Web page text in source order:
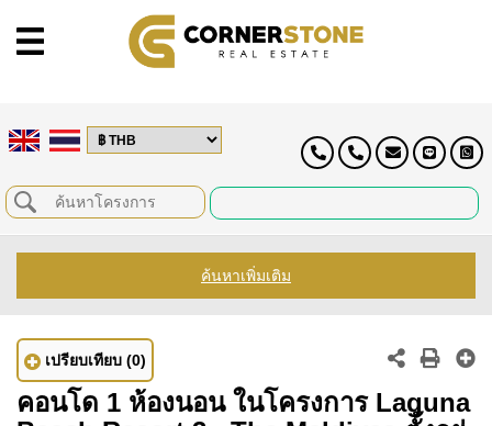
ค้นหาเพิ่มเติม
เปรียบเทียบ (0)
คอนโด 1 ห้องนอน ในโครงการ Laguna